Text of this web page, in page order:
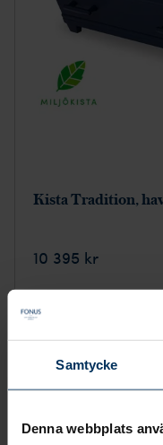
Samtycke
Denna webbplats
Kista Tradition,
10 395 kr